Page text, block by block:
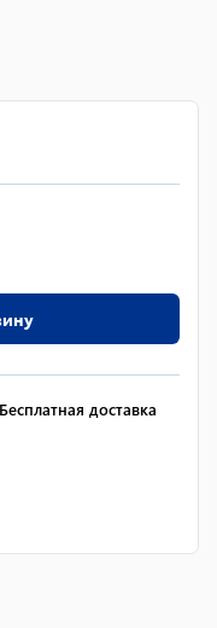
Бесплатная доставка